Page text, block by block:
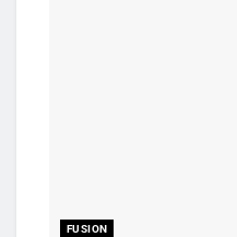
FUSION